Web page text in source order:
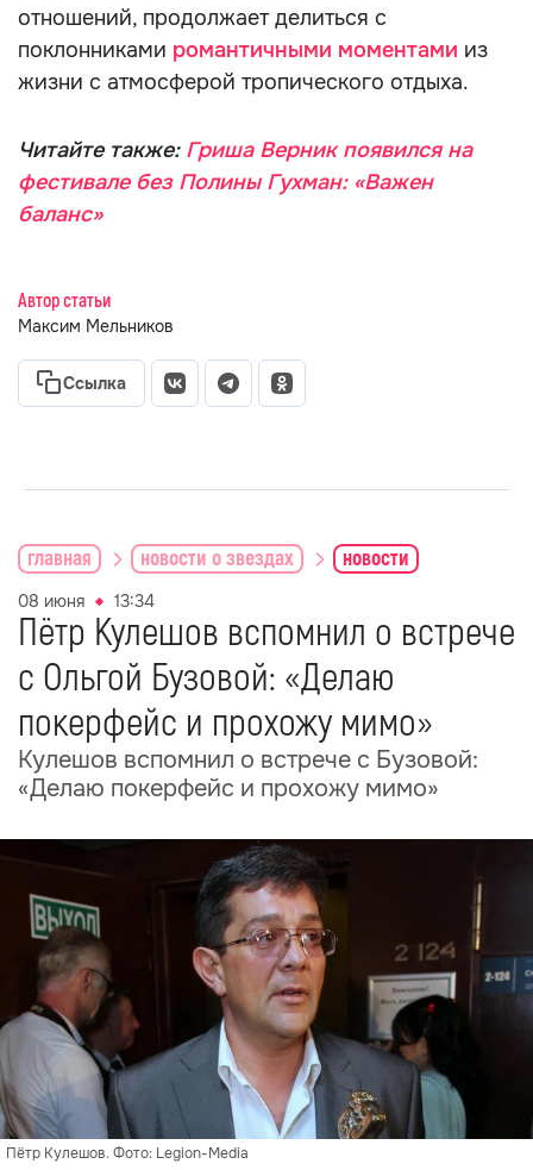
отношений, продолжает делиться с
поклонниками романтичными моментами из
жизни с атмосферой тропического отдыха.
Читайте также: Гриша Верник появился на
фестивале без Полины Гухман: «Важен
баланс»
Автор статьи
Максим Мельников
Ссылка
главная новости о звездах новости
08 июня 13:34
Пётр Кулешов вспомнил о встрече
с Ольгой Бузовой: «Делаю
покерфейс и прохожу мимо»
Кулешов вспомнил о встрече с Бузовой:
«Делаю покерфейс и прохожу мимо»
Пётр Кулешов. Фото: Legion-Media